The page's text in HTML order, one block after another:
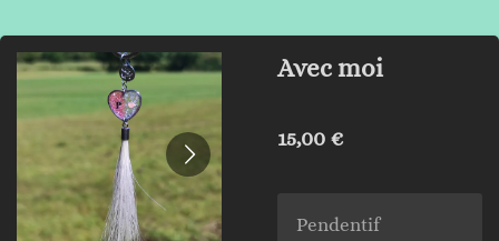
Avec moi
15,00 €
Pendentif